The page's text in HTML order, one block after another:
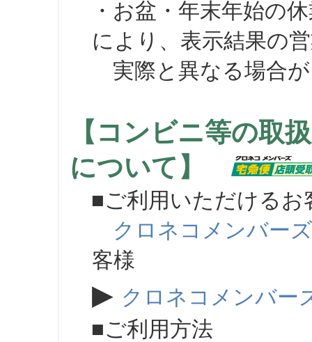
・お盆・年末年始の
により、表示結果の
実際と異なる場合が
【コンビニ等の取
について】
■ご利用いただけるお
クロネコメンバーズ
客様
▶ クロネコメンバー
■ご利用方法